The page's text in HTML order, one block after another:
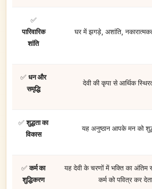
✅
पारिवारिक
शांति
घर में झगड़े, अशांति,
✅ धन और
समृद्धि
देवी की कृपा से आर्थिक
✅शुद्धता का
विकास
यह अनुष्ठान आपके मन को
✅कर्म का
शुद्धिकरण
यह देवी के चरणों में भक्ति का
कर्म को पवित्र कर